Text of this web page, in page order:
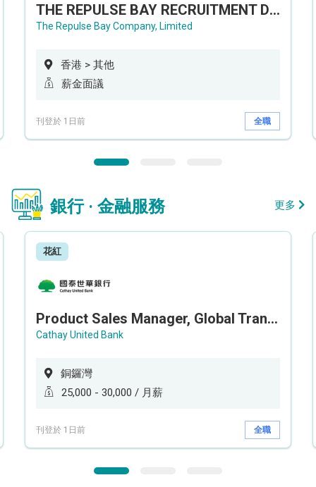
THE REPULSE BAY RECRUITMENT DAY 淺水灣影灣園人才招聘會
The Repulse Bay Company, Limited
香港 > 其他
薪金面議
刊登於 1日前 全職
銀行 · 金融服務 更多
花紅
Product Sales Manager, Global Transaction Service (GTS)
Cathay United Bank
銅鑼灣
25,000 - 30,000 / 月薪
刊登於 1日前 全職